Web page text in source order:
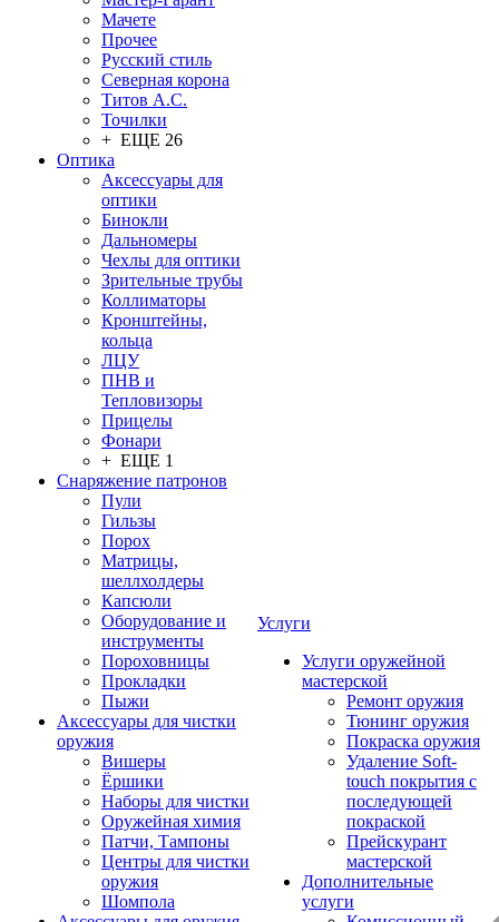
Мачете
Прочее
Русский стиль
Северная корона
Титов А.С.
Точилки
+ ЕЩЕ 26
Оптика
Аксессуары для
оптики
Бинокли
Дальномеры
Чехлы для оптики
Зрительные трубы
Коллиматоры
Кронштейны,
кольца
ЛЦУ
ПНВ и
Тепловизоры
Прицелы
Фонари
+ ЕЩЕ 1
Снаряжение патронов
Пули
Гильзы
Порох
Матрицы,
шеллхолдеры
Капсюли
Оборудование и
инструменты
Пороховницы
Прокладки
Пыжи
Аксессуары для чистки
оружия
Вишеры
Ёршики
Наборы для чистки
Оружейная химия
Патчи, Тампоны
Центры для чистки
оружия
Шомпола
Услуги
Услуги оружейной
мастерской
Ремонт оружия
Тюнинг оружия
Покраска оружия
Удаление Soft-
touch покрытия с
последующей
покраской
Прейскурант
мастерской
Дополнительные
услуги